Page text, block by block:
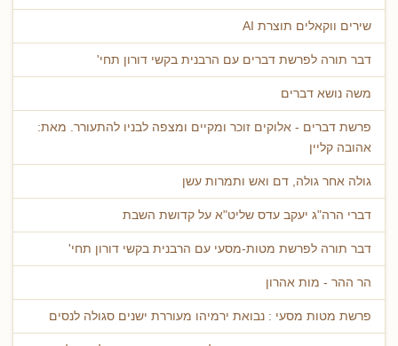
שירים ווקאלים תוצרת AI
דבר תורה לפרשת דברים עם הרבנית בקשי דורון תחי'
משה נושא דברים
פרשת דברים - אלוקים זוכר ומקיים ומצפה לבניו להתעורר. מאת:
אהובה קליין
גולה אחר גולה, דם ואש ותמרות עשן
דברי הרה"ג יעקב עדס שליט"א על קדושת השבת
דבר תורה לפרשת מטות-מסעי עם הרבנית בקשי דורון תחי'
הר ההר - מות אהרון
פרשת מטות מסעי : נבואת ירמיהו מעוררת ישנים סגולה לנסים